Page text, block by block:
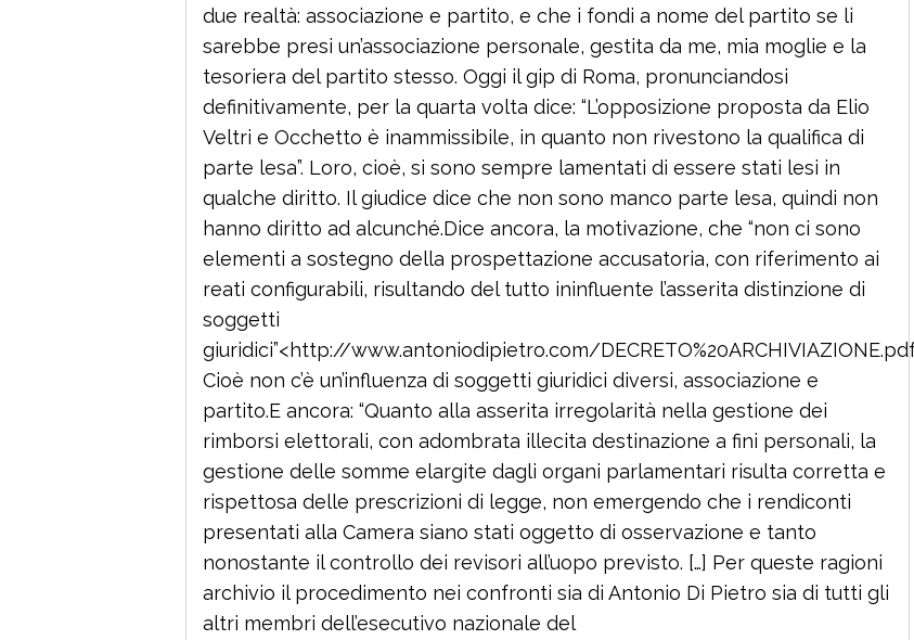
due realtà: associazione e partito, e che i fondi a nome del partito se li
sarebbe presi un’associazione personale, gestita da me, mia moglie e la
tesoriera del partito stesso. Oggi il gip di Roma, pronunciandosi
definitivamente, per la quarta volta dice: “L’opposizione proposta da Elio
Veltri e Occhetto è inammissibile, in quanto non rivestono la qualifica di
parte lesa”. Loro, cioè, si sono sempre lamentati di essere stati lesi in
qualche diritto. Il giudice dice che non sono manco parte lesa, quindi non
hanno diritto ad alcunché.Dice ancora, la motivazione, che “non ci sono
elementi a sostegno della prospettazione accusatoria, con riferimento ai
reati configurabili, risultando del tutto ininfluente l’asserita distinzione di
soggetti
giuridici”<http://www.antoniodipietro.com/
Cioè non c’è un’influenza di soggetti giuridici diversi, associazione e
partito.E ancora: “Quanto alla asserita irregolarità nella gestione dei
rimborsi elettorali, con adombrata illecita destinazione a fini personali, la
gestione delle somme elargite dagli organi parlamentari risulta corretta e
rispettosa delle prescrizioni di legge, non emergendo che i rendiconti
presentati alla Camera siano stati oggetto di osservazione e tanto
nonostante il controllo dei revisori all’uopo previsto. […] Per queste ragioni
archivio il procedimento nei confronti sia di Antonio Di Pietro sia di tutti gli
altri membri dell’esecutivo nazionale del